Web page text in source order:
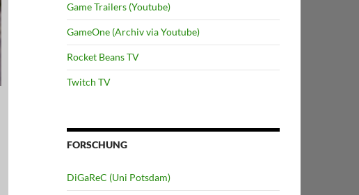
Game Trailers (Youtube)
GameOne (Archiv via Youtube)
Rocket Beans TV
Twitch TV
FORSCHUNG
DiGaReC (Uni Potsdam)